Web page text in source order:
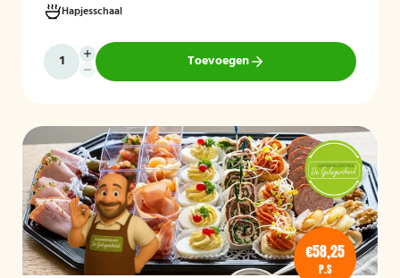
Hieronder ziet u een selectie uit ons aanbod. De Poncho's schaal is
geschikt voor maximaal 6 personen
Hapjesschaal
Toevoegen
€58,25
P.S